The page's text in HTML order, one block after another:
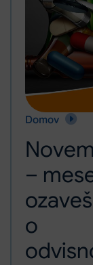
Domov
November –
–
o